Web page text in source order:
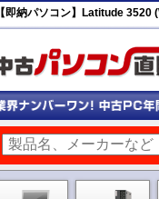
【即納パソコン】Latitude